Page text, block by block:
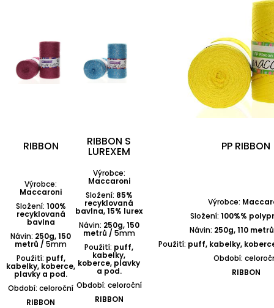
RIBBON RIBBON S
LUREXEM PP RIBBON
Výrobce:
Maccaroni
Složení: 100%
recyklovaná
bavlna
Návin: 250g, 150
metrů / 5mm
Použití: puff,
kabelky, koberce,
plavky a pod.
Období: celoroční
RIBBON
Výrobce:
Maccaroni
Složení: 85%
recyklovaná
bavlna, 15% lurex
Návin: 250g, 150
metrů / 5mm
Použití: puff,
kabelky,
koberce, plavky
a pod.
Období: celoroční
RIBBON
Výrobce:
Složení: 100%%
Návin: 250g, 110
Použití: puff, kabelky,
Období:
RIBBON